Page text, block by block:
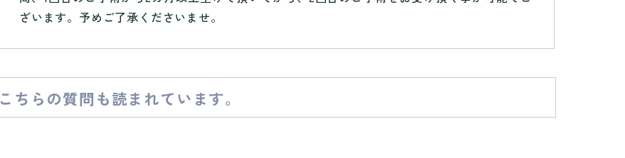
ざいます。予めご了承くださいませ。
こちらの質問も読まれています。